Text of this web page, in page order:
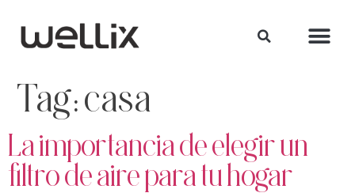
Tag:casa
La importancia de elegir un
filtro de aire para tu hogar